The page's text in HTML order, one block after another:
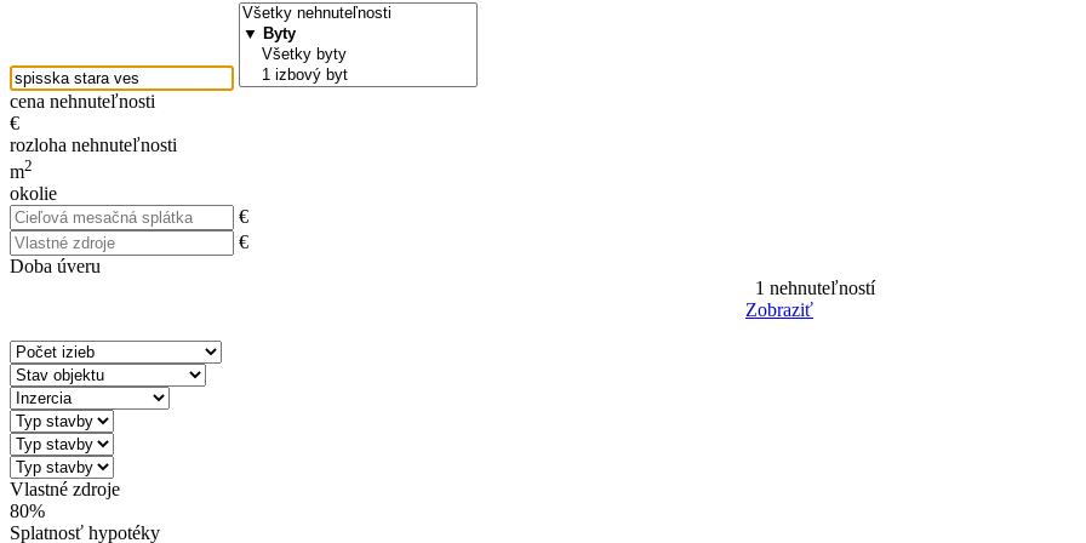
cena nehnuteľnosti
€
rozloha nehnuteľnosti
m2
okolie
€
€
Doba úveru
1 nehnuteľností
Zobraziť
Vlastné zdroje
80%
Splatnosť hypotéky